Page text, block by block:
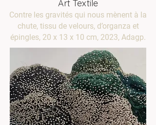
Art Textile
Contre les gravités qui nous mènent à la
chute, tissu de velours, d’organza et
épingles, 20 x 13 x 10 cm, 2023, Adagp.